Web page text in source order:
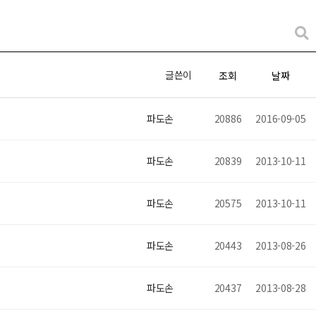
글쓴이 조회 날짜
파도손 20886 2016-09-05
파도손 20839 2013-10-11
파도손 20575 2013-10-11
파도손 20443 2013-08-26
파도손 20437 2013-08-28